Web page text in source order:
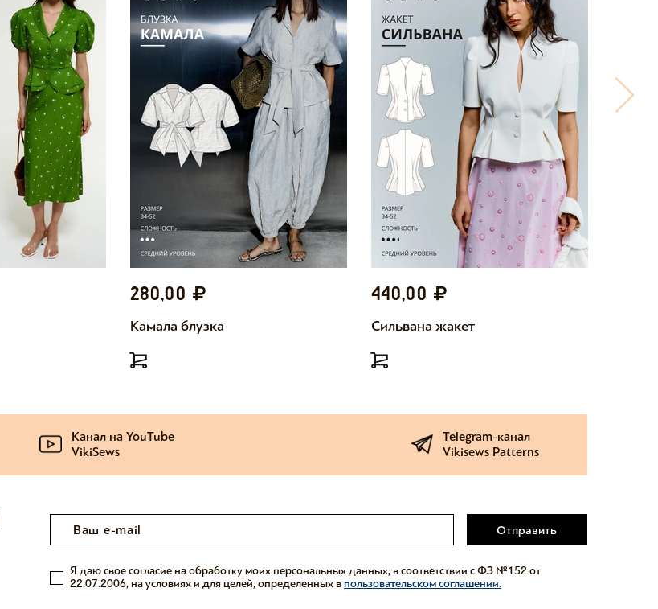
280,00
Камала блузка
440,00
Сильвана жакет
Канал на YouTube
VikiSews
Telegram-канал
Vikisews Patterns
Отправить
Я даю свое согласие на обработку моих персональных данных, в соответствии с ФЗ №152 от
22.07.2006, на условиях и для целей, определенных впользовательском соглашении.